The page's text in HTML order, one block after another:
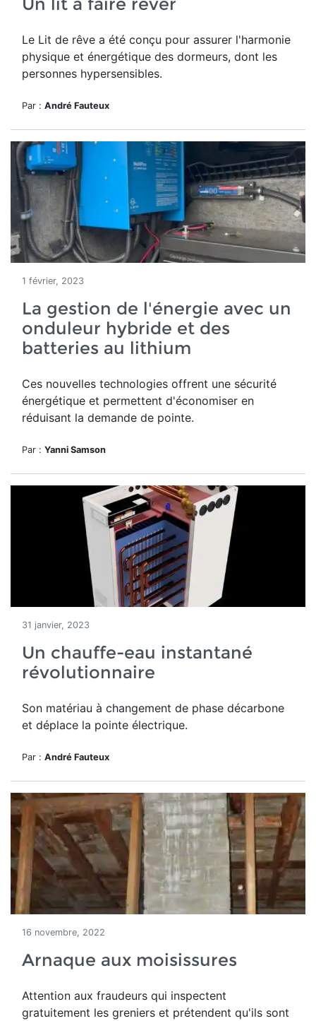
Le Lit de rêve a été conçu pour assurer l'harmonie
physique et énergétique des dormeurs, dont les
personnes hypersensibles.
Par : André Fauteux
1 février, 2023
La gestion de l'énergie avec un
onduleur hybride et des
batteries au lithium
Ces nouvelles technologies offrent une sécurité
énergétique et permettent d'économiser en
réduisant la demande de pointe.
Par : Yanni Samson
31 janvier, 2023
Un chauffe-eau instantané
révolutionnaire
Son matériau à changement de phase décarbone
et déplace la pointe électrique.
Par : André Fauteux
16 novembre, 2022
Arnaque aux moisissures
Attention aux fraudeurs qui inspectent
gratuitement les greniers et prétendent qu'ils sont